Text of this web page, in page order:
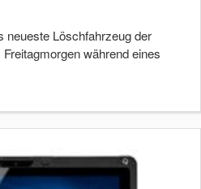
neueste Löschfahrzeug der
während eines